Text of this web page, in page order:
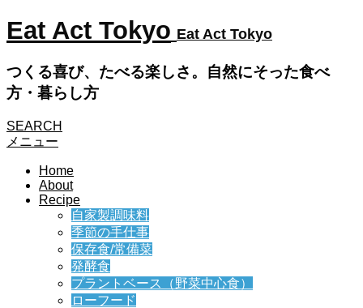
Eat Act Tokyo Eat Act Tokyo
つくる喜び、たべる楽しさ。自然にそった食べ
方・暮らし方
SEARCH
メニュー
Home
About
Recipe
自家製調味料
季節の手仕事
保存食/常備菜
発酵食
プラントベース（野菜中心食）
ローフード